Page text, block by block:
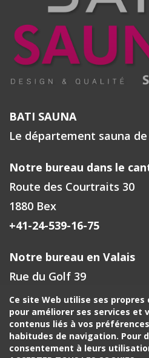
Ce site Web utilise ses
pour améliorer ses services et
contenus liés à vos
habitudes de navigation. Pour
consentement à leurs
BATI SAUNA
Le département sauna
Notre bureau dans le
Route des Courtraits 30
1880 Bex
+41-24-539-16-75
Notre bureau en Valais
Rue du Golf 39
1971 Grimisuat
+41-27-588-00-72
Votre contact à